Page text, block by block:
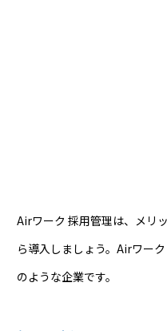
Airワーク 採用管理は、メリ
ら導入しましょう。Airワー
のような企業です。